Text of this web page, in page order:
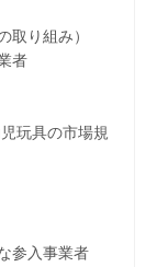
り組み）
者
具の市場規
入事業者